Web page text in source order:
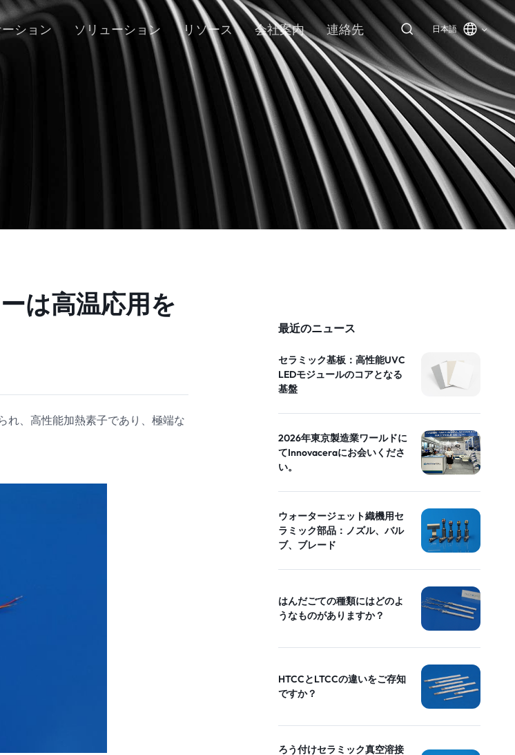
ション ソリューション リソース 会社案内 連絡先 日本語
は高温応用を
れ、高性能加熱素子であり、極端な
最近のニュース
セラミック基板：高性能UVC
LEDモジュールのコアとなる
基盤
2026年東京製造業ワールドに
てInnovaceraにお会いくださ
い。
ウォータージェット織機用セ
ラミック部品：ノズル、バル
ブ、ブレード
はんだごての種類にはどのよ
うなものがありますか？
HTCCとLTCCの違いをご存知
ですか？
ろう付けセラミック真空溶接